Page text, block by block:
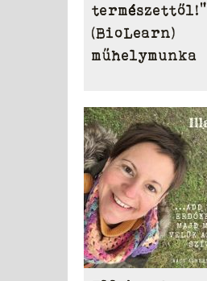
természettől!”
(BioLearn)
műhelymunka